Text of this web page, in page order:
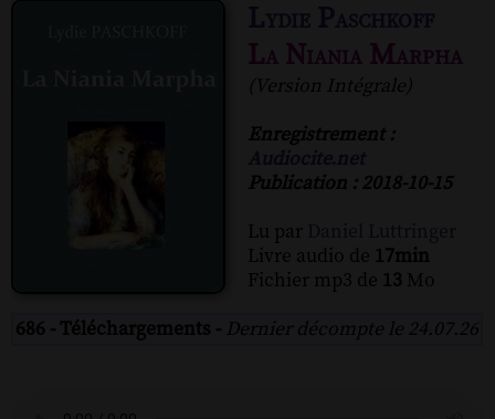
La Niania Marpha
(Version Intégrale)
Enregistrement :
Publication : 2018-10-15
Lu par
Livre audio de 17min
Fichier mp3 de 13 Mo
686 - Téléchargements - Dernier décompte le 24.07.26